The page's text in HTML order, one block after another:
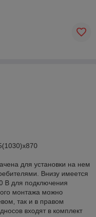
для установки на нем
Внизу имеется
В для подключения
монтажа можно
так и в правом
входят в комплект